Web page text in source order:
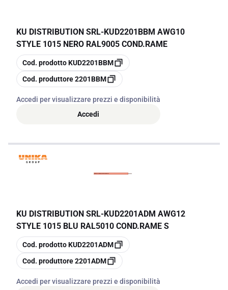
KU DISTRIBUTION SRL-KUD2201BBM AWG10
STYLE 1015 NERO RAL9005 COND.RAME
copia
Cod. prodottoKUD2201BBM
copia
Cod. produttore2201BBM
Accedi per visualizzare prezzi e disponibilità
Accedi
KU DISTRIBUTION SRL-KUD2201ADM AWG12
STYLE 1015 BLU RAL5010 COND.RAME S
copia
Cod. prodottoKUD2201ADM
copia
Cod. produttore2201ADM
Accedi per visualizzare prezzi e disponibilità